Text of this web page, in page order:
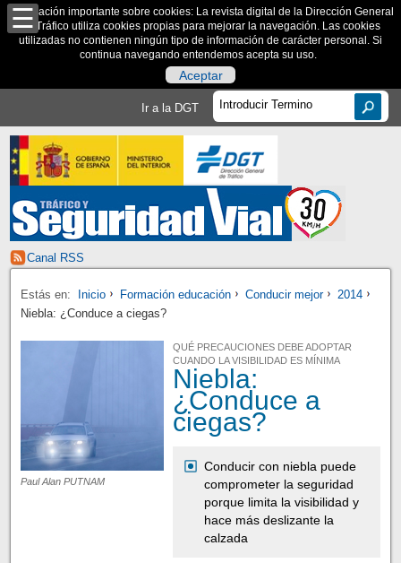
Información importante sobre cookies: La revista digital de la Dirección General
de Tráfico utiliza cookies propias para mejorar la navegación. Las cookies
utilizadas no contienen ningún tipo de información de carácter personal. Si
continua navegando entendemos acepta su uso.
Aceptar
Ir a la DGT
Canal RSS
Estás en: Inicio Formación educación Conducir mejor
2014
Niebla: ¿Conduce a ciegas?
Paul Alan PUTNAM
QUÉ PRECAUCIONES DEBE ADOPTAR
CUANDO LA VISIBILIDAD ES MÍNIMA
Niebla:
¿Conduce a
ciegas?
Conducir con niebla puede
comprometer la seguridad
porque limita la visibilidad y
hace más deslizante la
calzada